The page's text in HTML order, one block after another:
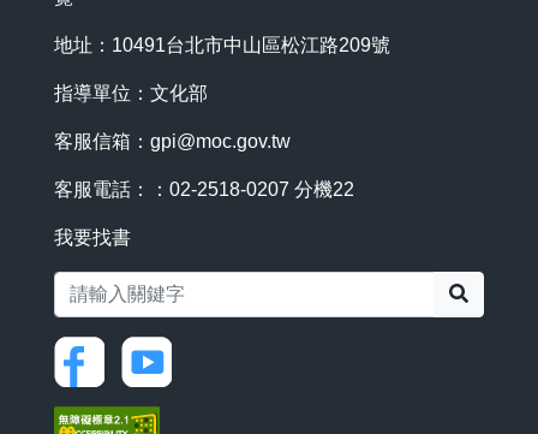
地址：10491台北市中山區松江路209號
指導單位：文化部
客服信箱： gpi@moc.gov.tw
客服電話：：02-2518-0207 分機22
我要找書